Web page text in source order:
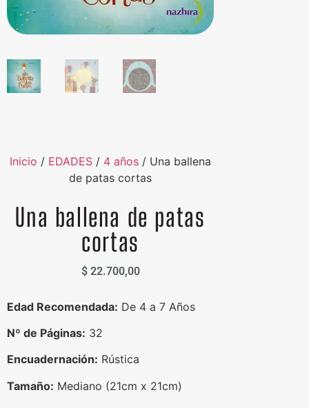
Inicio / EDADES / 4 años / Una ballena
de patas cortas
Una ballena de patas
cortas
$22.700,00
Edad Recomendada: De 4 a 7 Años
Nº de Páginas: 32
Encuadernación: Rústica
Tamaño: Mediano (21cm x 21cm)